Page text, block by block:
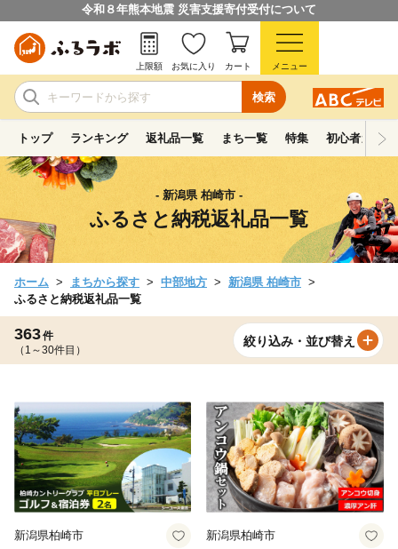
令和８年熊本地震 災害支援寄付受付について
検索
上限額 お気に入り カート メニュー
トップ ランキング 返礼品一覧 まち一覧 特集 初心者ガイド
- 新潟県 柏崎市 -
ふるさと納税返礼品一覧
ホーム まちから探す 中部地方
新潟県 柏崎市
ふるさと納税返礼品一覧
363件
（1～30件目）
絞り込み・並び替え
新潟県柏崎市 新潟県柏崎市